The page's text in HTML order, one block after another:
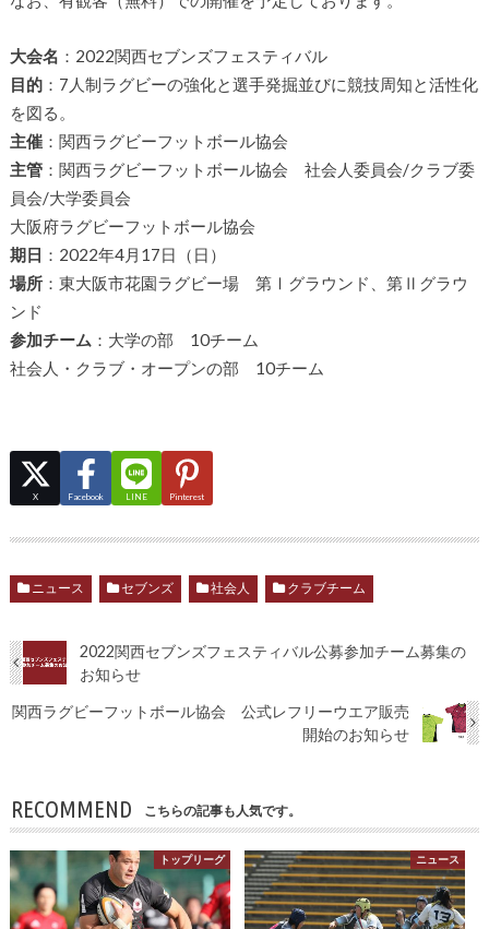
大会名 ：2022関西セブンズフェスティバル
目的：7人制ラグビーの強化と選手発掘並びに競技周知と活性化
を図る。
主催：関西ラグビーフットボール協会
主管：関西ラグビーフットボール協会 社会人委員会/クラブ委
員会/大学委員会
大阪府ラグビーフットボール協会
期日 ：2022年4月17日（日）
場所：東大阪市花園ラグビー場 第Ⅰグラウンド、第Ⅱグラウ
ンド
参加チーム ：大学の部 10チーム
社会人・クラブ・オープンの部 10チーム
X Facebook LINE Pinterest
ニュース セブンズ 社会人 クラブチーム
2022関西セブンズフェスティバル公募参加チーム募集の
お知らせ
関西ラグビーフットボール協会 公式レフリーウエア販売
開始のお知らせ
RECOMMEND こちらの記事も人気です。
トップリーグ ニュース